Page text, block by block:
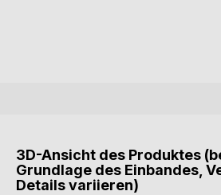
3D-Ansicht des Produktes
Grundlage des Einbandes,
Details variieren)